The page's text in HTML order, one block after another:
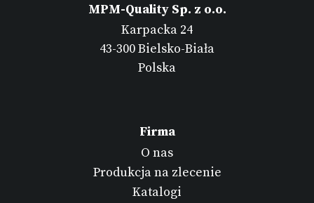
MPM-Quality Sp. z o.o.
Karpacka 24
43-300 Bielsko-Biała
Polska
Firma
O nas
Produkcja na zlecenie
Katalogi